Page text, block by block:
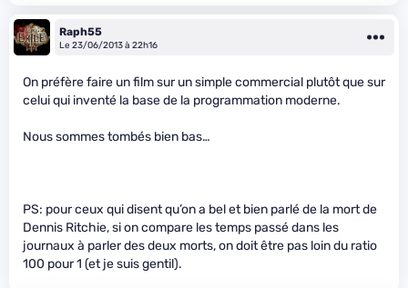
Raph55
Le 23/06/2013 à 22h16
On préfère faire un film sur un simple commercial plutôt que sur
celui qui inventé la base de la programmation moderne.
Nous sommes tombés bien bas…
PS: pour ceux qui disent qu’on a bel et bien parlé de la mort de
Dennis Ritchie, si on compare les temps passé dans les
journaux à parler des deux morts, on doit être pas loin du ratio
100 pour 1 (et je suis gentil).